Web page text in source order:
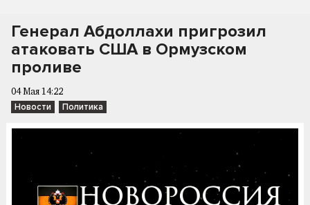
Генерал Абдоллахи пригрозил
атаковать США в Ормузском
проливе
04 Мая 14:22
Новости Политика